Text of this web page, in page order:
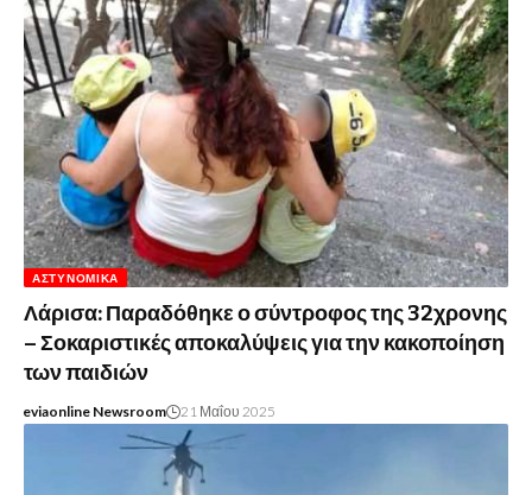
ΑΣΤΥΝΟΜΙΚΆ
Λάρισα: Παραδόθηκε ο σύντροφος της 32χρονης
– Σοκαριστικές αποκαλύψεις για την κακοποίηση
των παιδιών
eviaonline Newsroom 21 Μαΐου 2025